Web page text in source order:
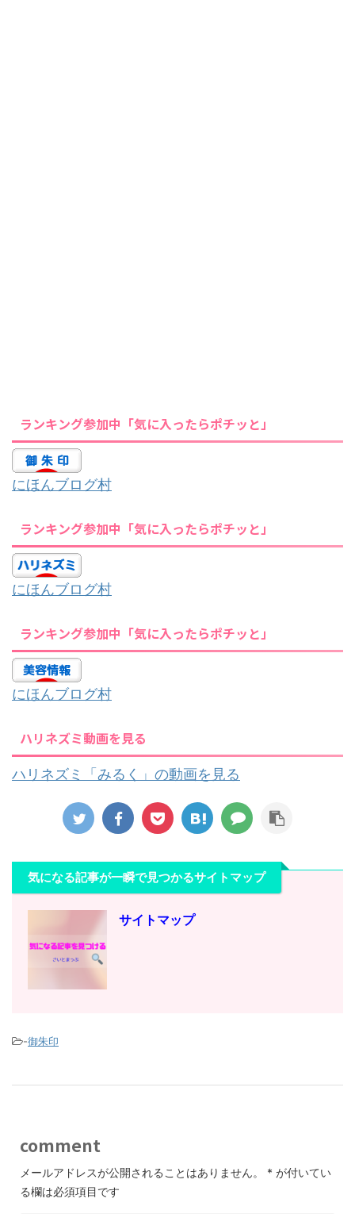
ランキング参加中「気に入ったらポチッと」
にほんブログ村
ランキング参加中「気に入ったらポチッと」
にほんブログ村
ランキング参加中「気に入ったらポチッと」
にほんブログ村
ハリネズミ動画を見る
ハリネズミ「みるく」の動画を見る
気になる記事が一瞬で見つかるサイトマップ
サイトマップ
-御朱印
comment
メールアドレスが公開されることはありません。 * が付いてい
る欄は必須項目です